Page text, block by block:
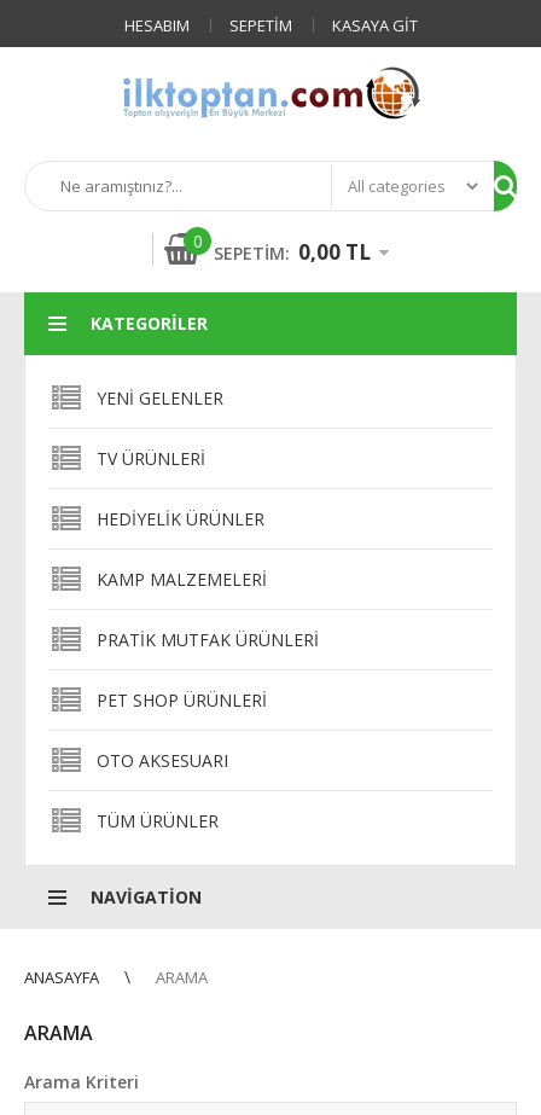
HESABIM SEPETIM KASAYA GIT
0
SEPETIM: 0,00 TL
KATEGORILER
YENI GELENLER
TV ÜRÜNLERI
HEDIYELIK ÜRÜNLER
KAMP MALZEMELERI
PRATIK MUTFAK ÜRÜNLERI
PET SHOP ÜRÜNLERI
OTO AKSESUARI
TÜM ÜRÜNLER
NAVIGATION
ANASAYFA ARAMA
ARAMA
Arama Kriteri